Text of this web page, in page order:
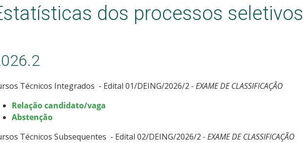
dos processos seletivos
Técnicos Integrados - Edital 01/DEING/2026/2 - EXAME DE CLASSIFICAÇÃO
Relação candidato/vaga
Abstenção
Técnicos Subsequentes - Edital 02/DEING/2026/2 - EXAME DE CLASSIFICAÇÃO